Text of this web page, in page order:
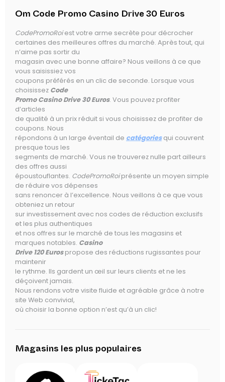
Om Code Promo Casino Drive 30 Euros
CodePromoRoiest votre arme secrète pour décrocher
certaines des meilleures offres du marché. Après tout, qui
n’aime pas sortir du
magasin avec une bonne affaire? Nous veillons à ce que
vous saisissiez vos
coupons préférés en un clic de seconde. Lorsque vous
choisissez Code
Promo Casino Drive 30 Euros. Vous pouvez profiter
d’articles
de qualité à un prix réduit si vous choisissez de profiter de
coupons. Nous
répondons à un large éventail de catégoriesqui couvrent
presque tous les
segments de marché. Vous ne trouverez nulle part ailleurs
des offres aussi
époustouflantes. CodePromoRoiprésente un moyen simple
de réduire vos dépenses
sans renoncer à l’excellence. Nous veillons à ce que vous
obteniez un retour
sur investissement avec nos codes de réduction exclusifs
et les plus authentiques
et nos offres sur le marché de tous les magasins et
marques notables. Casino
Drive 120 Eurospropose des réductions rugissantes pour
maintenir
le rythme. Ils gardent un œil sur leurs clients et ne les
déçoivent jamais.
Nous rendons votre visite fluide et agréable grâce à notre
site Web convivial,
où choisir la bonne option n’est qu’à un clic!
Magasins les plus populaires